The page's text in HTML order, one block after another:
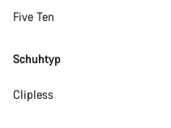
Five Ten
Schuhtyp
CliplessUnsere Experten stehen